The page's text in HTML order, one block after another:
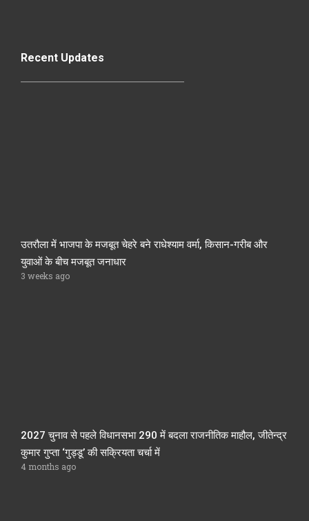
Recent Updates
उतरौला में भाजपा के मजबूत चेहरे बने राधेश्याम वर्मा, किसान-गरीब और
युवाओं के बीच मजबूत जनाधार
3 weeks ago
2027 चुनाव से पहले विधानसभा 290 में बदला राजनीतिक माहौल, जीतेन्द्र
कुमार गुप्ता ‘गुड्डू’ की सक्रियता चर्चा में
4 months ago